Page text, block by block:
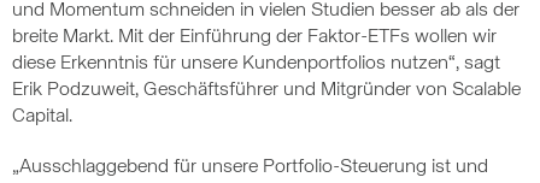
und Momentum schneiden in vielen Studien besser ab als der
breite Markt. Mit der Einführung der Faktor-ETFs wollen wir
diese Erkenntnis für unsere Kundenportfolios nutzen“, sagt
Erik Podzuweit, Geschäftsführer und Mitgründer von Scalable
Capital.
„Ausschlaggebend für unsere Portfolio-Steuerung ist und